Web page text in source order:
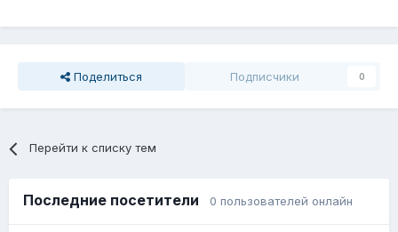
Поделиться Подписчики 0
Перейти к списку тем
Последние посетители 0 пользователей онлайн